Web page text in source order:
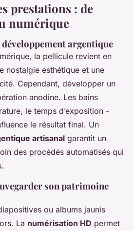
prestations : de
numérique
argentique
la pellicule revient en
nostalgie esthétique et une
Cependant, développer un
anodine. Les bains
le temps d’exposition -
le résultat final. Un
artisanal garantit un
des procédés automatisés qui
son patrimoine
ou albums jaunis
La numérisation HD permet